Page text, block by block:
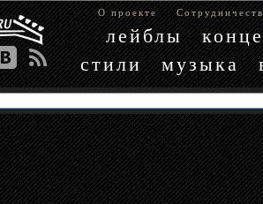
О проекте
лейблы
стили
музыка